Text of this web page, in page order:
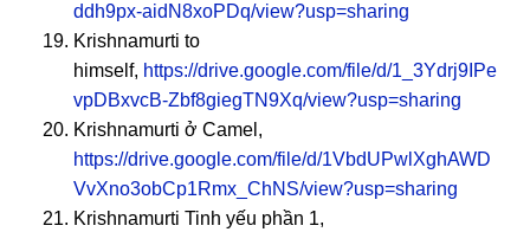
ddh9px-aidN8xoPDq/view?usp=sharing
Krishnamurti to
himself, https://drive.google.com/file/d/1_3Ydrj9IPe
vpDBxvcB-Zbf8giegTN9Xq/view?usp=sharing
Krishnamurti ở Camel,
https://drive.google.com/file/d/1VbdUPwlXghAWD
VvXno3obCp1Rmx_ChNS/view?usp=sharing
Krishnamurti Tinh yếu phần 1,